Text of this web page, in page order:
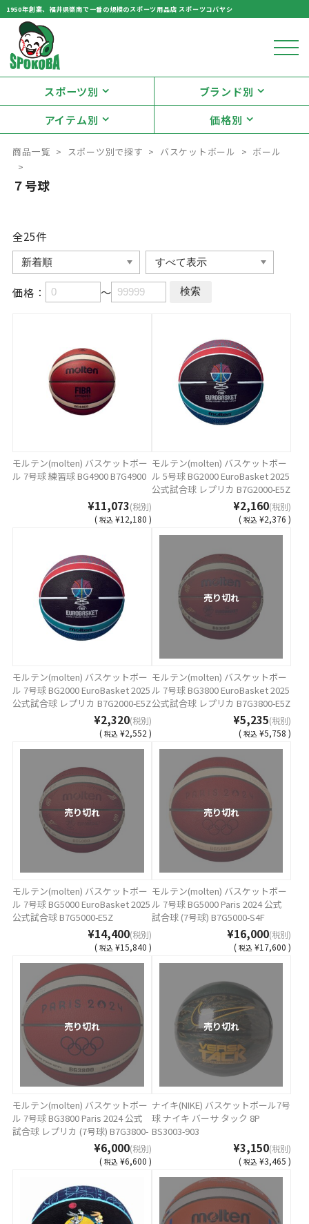
1950年創業、福井県嶺南で一番の規模のスポーツ用品店 スポーツコバヤシ
スポーツ別
ブランド別
アイテム別
価格別
商品一覧 スポーツ別で探す バスケットボール ボール
７号球
全25件
価格： ～
モルテン(molten) バスケットボー
ル 7号球 練習球 BG4900 B7G4900
¥11,073(税別)
( 税込 ¥12,180 )
モルテン(molten) バスケットボー
ル 5号球 BG2000 EuroBasket 2025
公式試合球 レプリカ B7G2000-E5Z
¥2,160(税別)
( 税込 ¥2,376 )
モルテン(molten) バスケットボー
ル 7号球 BG2000 EuroBasket 2025
公式試合球 レプリカ B7G2000-E5Z
¥2,320(税別)
( 税込 ¥2,552 )
売り切れ
モルテン(molten) バスケットボー
ル 7号球 BG3800 EuroBasket 2025
公式試合球 レプリカ B7G3800-E5Z
¥5,235(税別)
( 税込 ¥5,758 )
売り切れ
モルテン(molten) バスケットボー
ル 7号球 BG5000 EuroBasket 2025
公式試合球 B7G5000-E5Z
¥14,400(税別)
( 税込 ¥15,840 )
売り切れ
モルテン(molten) バスケットボー
ル 7号球 BG5000 Paris 2024 公式
試合球 (7号球) B7G5000-S4F
¥16,000(税別)
( 税込 ¥17,600 )
売り切れ
モルテン(molten) バスケットボー
ル 7号球 BG3800 Paris 2024 公式
試合球 レプリカ (7号球) B7G3800-
¥6,000(税別)
( 税込 ¥6,600 )
売り切れ
ナイキ(NIKE) バスケットボール7号
球 ナイキ バーサ タック 8P
BS3003-903
¥3,150(税別)
( 税込 ¥3,465 )